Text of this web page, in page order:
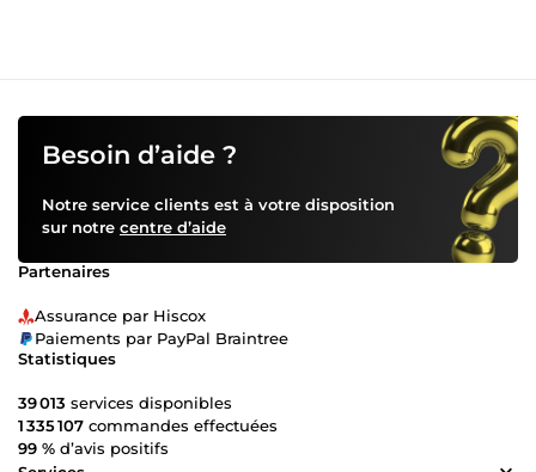
Besoin d’aide ?
Notre service clients est à votre disposition
sur notre centre d’aide
Partenaires
Assurance par Hiscox
Paiements par PayPal Braintree
Statistiques
39 013 services disponibles
1 335 107 commandes effectuées
99 % d’avis positifs